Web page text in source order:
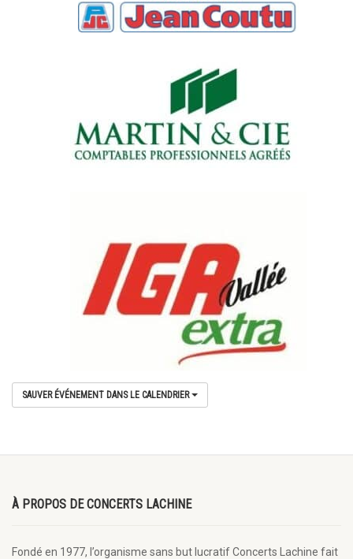
SAUVER ÉVÉNEMENT DANS LE CALENDRIER
À PROPOS DE CONCERTS LACHINE
Fondé en 1977, l’organisme sans but lucratif Concerts Lachine fait